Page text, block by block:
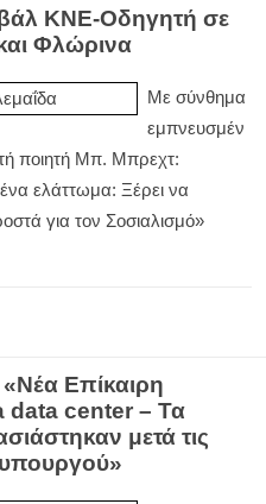
ΚΝΕ-Οδηγητή σε
Φλώρινα
Με σύνθημα
εμπνευσμέν
ποιητή Μπ. Μπρεχτ:
ελάττωμα: Ξέρει να
για τον Σοσιαλισμό»
Επίκαιρη
data center – Τα
μετά τις